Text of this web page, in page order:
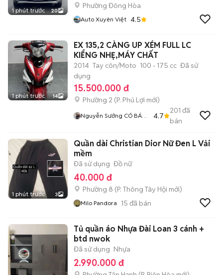
1 phút trước 20
Phường Đông Hòa
Auto Xuyên Việt 4.5
1 phút trước 14
EX 135,2 CÀNG UP XÉM FULL LC
KIỂNG NHẸ,MÁY CHẤT
2014 Tay côn/Moto 100 - 175 cc Đã sử
dụng
15.500.000 đ
Phường 2 (P. Phú Lợi mới)
Nguyễn Sướng CÓ BÁN
4.7
201 đã
bán
1 phút trước 3
Quần dài Christian Dior Nữ Đen L Vải
mềm
Đã sử dụng Đồ nữ
40.000 đ
Phường 8 (P. Thông Tây Hội mới)
Milo Pandora 15 đã bán
Tủ quần áo Nhựa Đài Loan 3 cánh +
btd nwok
Đã sử dụng Nhựa
2.990.000 đ